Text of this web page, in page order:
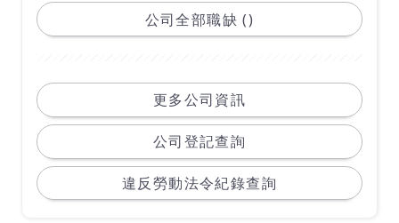
公司全部職缺 ()
更多公司資訊
公司登記查詢
違反勞動法令紀錄查詢